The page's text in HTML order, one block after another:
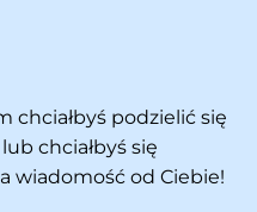
chciałbyś podzielić się
chciałbyś się
wiadomość od Ciebie!